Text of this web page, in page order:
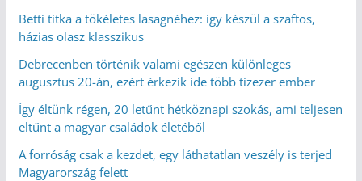
Betti titka a tökéletes lasagnéhez: így készül a szaftos,
házias olasz klasszikus
Debrecenben történik valami egészen különleges
augusztus 20-án, ezért érkezik ide több tízezer ember
Így éltünk régen, 20 letűnt hétköznapi szokás, ami teljesen
eltűnt a magyar családok életéből
A forróság csak a kezdet, egy láthatatlan veszély is terjed
Magyarország felett